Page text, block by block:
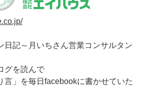
日記～月いちさん営業コンサルタン
グを読んで
言」を毎日facebookに書かせていた